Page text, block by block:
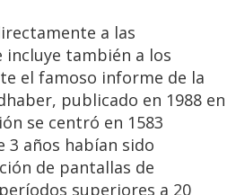
a las
también a los
el famoso informe de la
publicado en 1988 en
se centró en 1583
3 años habían sido
de pantallas de
superiores a 20